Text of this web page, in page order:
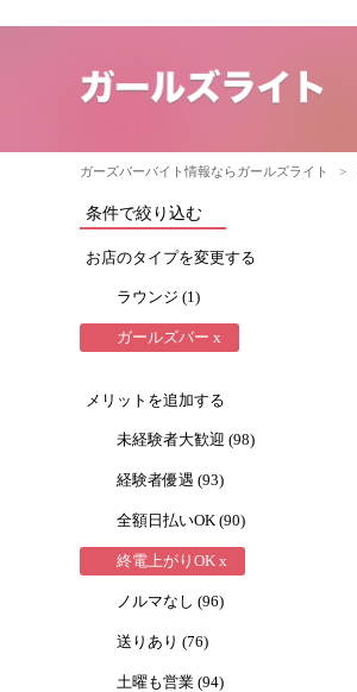
ガーズバーバイト情報ならガールズライト >
条件で絞り込む
お店のタイプを変更する
ラウンジ (1)
ガールズバー x
メリットを追加する
未経験者大歓迎 (98)
経験者優遇 (93)
全額日払いOK (90)
終電上がりOK x
ノルマなし (96)
送りあり (76)
土曜も営業 (94)